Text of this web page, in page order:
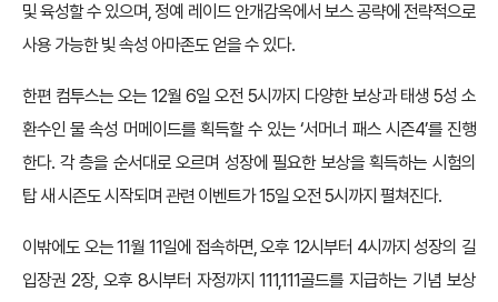
및 육성할 수 있으며, 정예 레이드 안개감옥에서 보스 공략에 전략적으로
사용 가능한 빛 속성 아마존도 얻을 수 있다.
한편 컴투스는 오는 12월 6일 오전 5시까지 다양한 보상과 태생 5성 소
환수인 물 속성 머메이드를 획득할 수 있는 ‘서머너 패스 시즌4’를 진행
한다. 각 층을 순서대로 오르며 성장에 필요한 보상을 획득하는 시험의
탑 새 시즌도 시작되며 관련 이벤트가 15일 오전 5시까지 펼쳐진다.
이밖에도 오는 11월 11일에 접속하면, 오후 12시부터 4시까지 성장의 길
입장권 2장, 오후 8시부터 자정까지 111,111골드를 지급하는 기념 보상